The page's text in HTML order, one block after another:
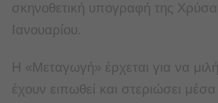
σκηνοθετική υπογραφή της
Ιανουαρίου.
Η «Μεταγωγή» έρχεται για να
έχουν ειπωθεί και στεριώσει